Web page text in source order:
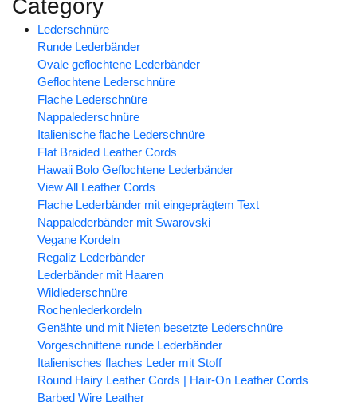
Category
Lederschnüre
Runde Lederbänder
Ovale geflochtene Lederbänder
Geflochtene Lederschnüre
Flache Lederschnüre
Nappalederschnüre
Italienische flache Lederschnüre
Flat Braided Leather Cords
Hawaii Bolo Geflochtene Lederbänder
View All Leather Cords
Flache Lederbänder mit eingeprägtem Text
Nappalederbänder mit Swarovski
Vegane Kordeln
Regaliz Lederbänder
Lederbänder mit Haaren
Wildlederschnüre
Rochenlederkordeln
Genähte und mit Nieten besetzte Lederschnüre
Vorgeschnittene runde Lederbänder
Italienisches flaches Leder mit Stoff
Round Hairy Leather Cords | Hair-On Leather Cords
Barbed Wire Leather